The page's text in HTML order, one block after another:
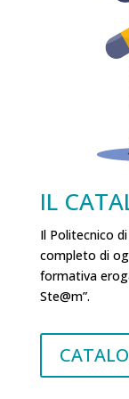
IL
Il Politecnico
completo di
formativa
Ste@m”.